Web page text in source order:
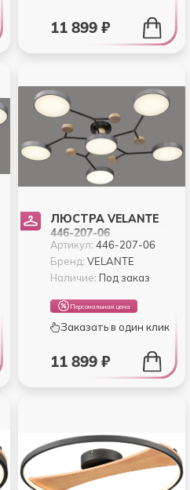
11 899 ₽
ЛЮСТРА VELANTE
446-207-06
Артикул:446-207-06
Бренд:VELANTE
Наличие: Под заказ
Персональная цена
Заказать в один клик
11 899 ₽